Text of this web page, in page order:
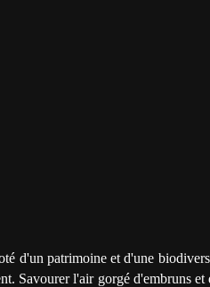
d'un patrimoine et d'une
Savourer l'air gorgé d'embruns et